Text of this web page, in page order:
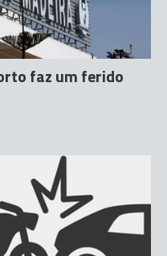
faz um ferido